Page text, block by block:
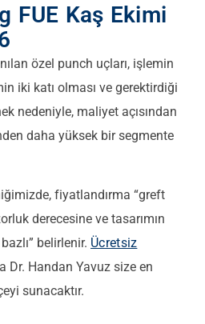
FUE Kaş Ekimi
özel punch uçları, işlemin
iki katı olması ve gerektirdiği
nedeniyle, maliyet açısından
daha yüksek bir segmente
fiyatlandırma “greft
derecesine ve tasarımın
belirlenir. Ücretsiz
Dr. Handan Yavuz size en
sunacaktır.